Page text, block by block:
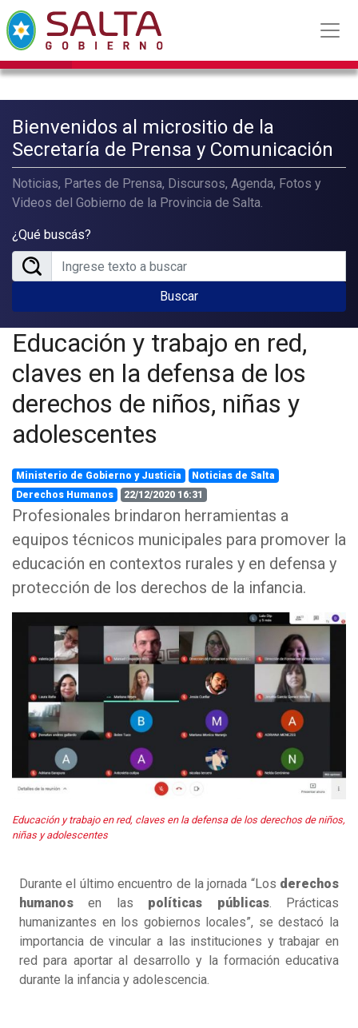
Bienvenidos al micrositio de la
Secretaría de Prensa y Comunicación
Noticias, Partes de Prensa, Discursos, Agenda, Fotos y
Videos del Gobierno de la Provincia de Salta.
¿Qué buscás?
Buscar
Educación y trabajo en red,
claves en la defensa de los
derechos de niños, niñas y
adolescentes
Ministerio de Gobierno y Justicia
Noticias de Salta
Derechos Humanos
22/12/2020 16:31
Profesionales brindaron herramientas a
equipos técnicos municipales para promover la
educación en contextos rurales y en defensa y
protección de los derechos de la infancia.
Educación y trabajo en red, claves en la defensa de los derechos de niños,
niñas y adolescentes
Durante el último encuentro de la jornada “Los derechos
humanos en las políticas públicas. Prácticas
humanizantes en los gobiernos locales”, se destacó la
importancia de vincular a las instituciones y trabajar en
red para aportar al desarrollo y la formación educativa
durante la infancia y adolescencia.